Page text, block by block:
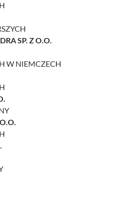
SP. Z O.O.
W NIEMCZECH